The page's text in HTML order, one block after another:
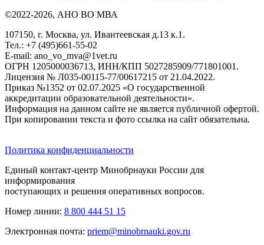
©2022-2026, АНО ВО МВА
107150, г. Москва, ул. Ивантеевская д.13 к.1.
Тел.: +7 (495)661-55-02
E-mail: ano_vo_mva@1vet.ru
ОГРН 1205000036713, ИНН/КПП 5027285909/771801001.
Лицензия № Л035-00115-77/00617215 от 21.04.2022.
Приказ №1352 от 02.07.2025 «О государственной
аккредитации образовательной деятельности».
Информация на данном сайте не является публичной офертой.
При копировании текста и фото ссылка на сайт обязательна.
Политика конфиденциальности
Единый контакт-центр Минобрнауки России для
информирования
поступающих и решения оперативных вопросов.
Номер линии: 8 800 444 51 15
Электронная почта: priem@minobrnauki.gov.ru